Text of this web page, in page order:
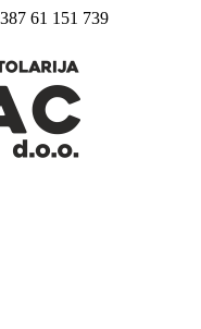
61 151 739